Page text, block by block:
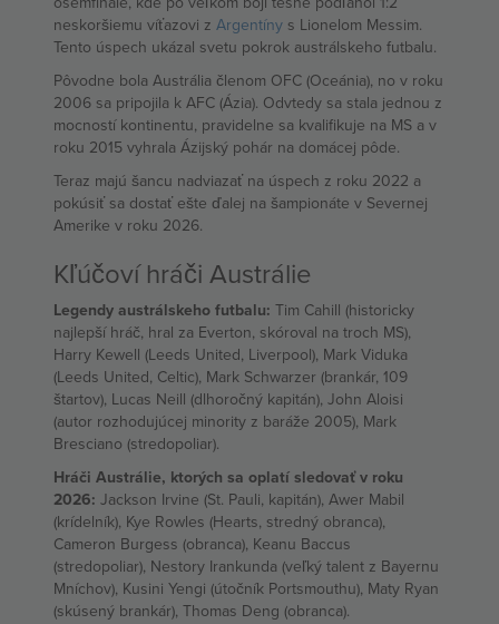
neskoršiemu víťazovi z Argentíny s Lionelom Messim.
Tento úspech ukázal svetu pokrok austrálskeho futbalu.
Pôvodne bola Austrália členom OFC (Oceánia), no v roku
2006 sa pripojila k AFC (Ázia). Odvtedy sa stala jednou z
mocností kontinentu, pravidelne sa kvalifikuje na MS a v
roku 2015 vyhrala Ázijský pohár na domácej pôde.
Teraz majú šancu nadviazať na úspech z roku 2022 a
pokúsiť sa dostať ešte ďalej na šampionáte v Severnej
Amerike v roku 2026.
Kľúčoví hráči Austrálie
Legendy austrálskeho futbalu: Tim Cahill (historicky
najlepší hráč, hral za Everton, skóroval na troch MS),
Harry Kewell (Leeds United, Liverpool), Mark Viduka
(Leeds United, Celtic), Mark Schwarzer (brankár, 109
štartov), Lucas Neill (dlhoročný kapitán), John Aloisi
(autor rozhodujúcej minority z baráže 2005), Mark
Bresciano (stredopoliar).
Hráči Austrálie, ktorých sa oplatí sledovať v roku
2026: Jackson Irvine (St. Pauli, kapitán), Awer Mabil
(krídelník), Kye Rowles (Hearts, stredný obranca),
Cameron Burgess (obranca), Keanu Baccus
(stredopoliar), Nestory Irankunda (veľký talent z Bayernu
Mníchov), Kusini Yengi (útočník Portsmouthu), Maty Ryan
(skúsený brankár), Thomas Deng (obranca).